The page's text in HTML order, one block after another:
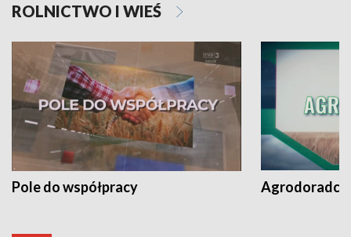
ROLNICTWO I WIEŚ
Pole do współpracy Agrodoradcy